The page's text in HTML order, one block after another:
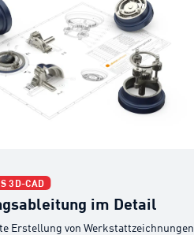
3D-CAD
im Detail
Erstellung von Werkstattzeichnungen